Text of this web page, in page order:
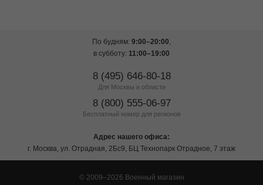
По будням: 9:00–20:00,
в субботу: 11:00–19:00
8 (495) 646-80-18
Для Москвы и области
8 (800) 555-06-97
Бесплатный номер для регионов
Адрес нашего офиса:
г. Москва, ул. Отрадная, 2Бс9, БЦ Технопарк Отрадное, 7 этаж
© 2009–2026 Военный магазин